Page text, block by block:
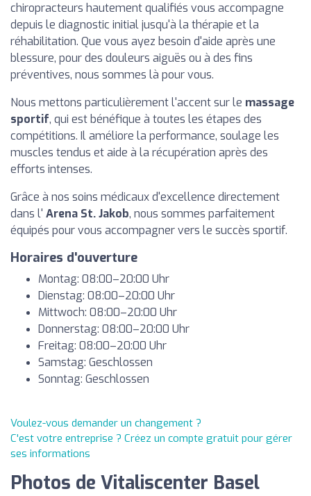
chiropracteurs hautement qualifiés vous accompagne
depuis le diagnostic initial jusqu'à la thérapie et la
réhabilitation. Que vous ayez besoin d'aide après une
blessure, pour des douleurs aiguës ou à des fins
préventives, nous sommes là pour vous.
Nous mettons particulièrement l'accent sur le massage
sportif, qui est bénéfique à toutes les étapes des
compétitions. Il améliore la performance, soulage les
muscles tendus et aide à la récupération après des
efforts intenses.
Grâce à nos soins médicaux d'excellence directement
dans l' Arena St. Jakob, nous sommes parfaitement
équipés pour vous accompagner vers le succès sportif.
Horaires d'ouverture
Montag: 08:00–20:00 Uhr
Dienstag: 08:00–20:00 Uhr
Mittwoch: 08:00–20:00 Uhr
Donnerstag: 08:00–20:00 Uhr
Freitag: 08:00–20:00 Uhr
Samstag: Geschlossen
Sonntag: Geschlossen
Voulez-vous demander un changement ?
C'est votre entreprise ? Créez un compte gratuit pour gérer
ses informations
Photos de Vitaliscenter Basel